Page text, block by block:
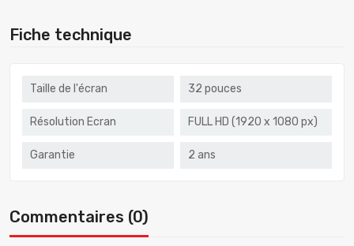
Fiche technique
Taille de l'écran 32 pouces
Résolution Ecran FULL HD (1920 x 1080 px)
Garantie 2 ans
Commentaires (0)